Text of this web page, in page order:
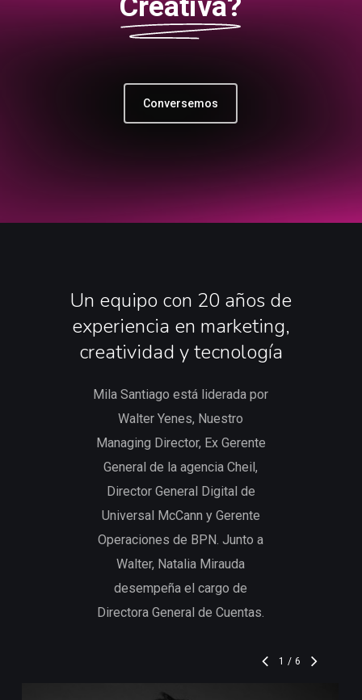
Conversemos
Un equipo con 20 años de
experiencia en marketing,
creatividad ytecnología
Mila Santiago está liderada por
Walter Yenes, Nuestro
Managing Director, Ex Gerente
General de la agencia Cheil,
Director General Digital de
Universal McCann y Gerente
Operaciones de BPN. Junto a
Walter, Natalia Mirauda
desempeña el cargo de
Directora General de Cuentas.
1/6